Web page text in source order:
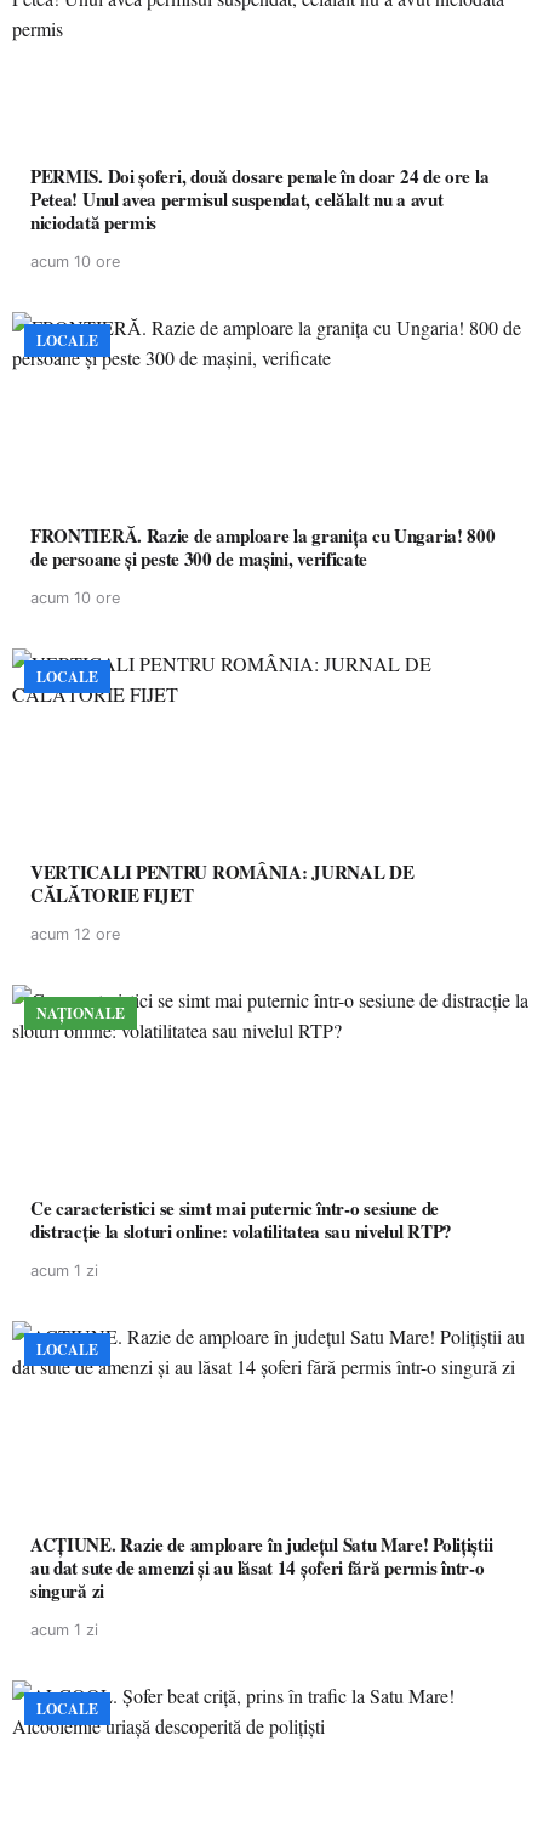
PERMIS. Doi șoferi, două dosare penale în doar 24 de ore la
Petea! Unul avea permisul suspendat, celălalt nu a avut
niciodată permis
acum 10 ore
LOCALE
FRONTIERĂ. Razie de amploare la granița cu Ungaria! 800
de persoane și peste 300 de mașini, verificate
acum 10 ore
LOCALE
VERTICALI PENTRU ROMÂNIA: JURNAL DE
CĂLĂTORIE FIJET
acum 12 ore
NAȚIONALE
Ce caracteristici se simt mai puternic într-o sesiune de
distracție la sloturi online: volatilitatea sau nivelul RTP?
acum 1 zi
LOCALE
ACȚIUNE. Razie de amploare în județul Satu Mare! Polițiștii
au dat sute de amenzi și au lăsat 14 șoferi fără permis într-o
singură zi
acum 1 zi
LOCALE